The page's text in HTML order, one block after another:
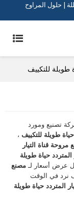
| حلول المراوح
طويلة للتكييف
تصنيع ومورد
طويلة للتكييف ،
مروحة قناة التيار
حياة طويلة
عرض أسعار لـ مصنع
نرد في الوقت
المتردد حياة طويلة